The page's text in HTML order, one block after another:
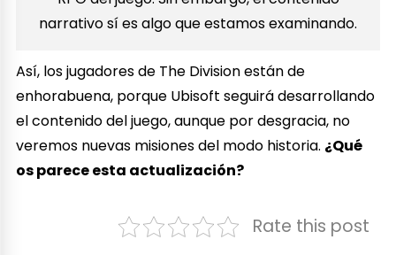
narrativo sí es algo que estamos examinando.
Así, los jugadores de The Division están de
enhorabuena, porque Ubisoft seguirá desarrollando
el contenido del juego, aunque por desgracia, no
veremos nuevas misiones del modo historia. ¿Qué
os parece esta actualización?
Rate this post